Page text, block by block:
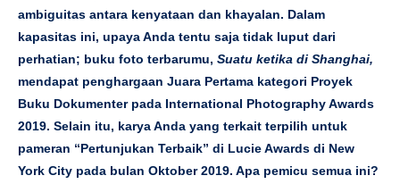
ambiguitas antara kenyataan dan khayalan. Dalam
kapasitas ini, upaya Anda tentu saja tidak luput dari
perhatian; buku foto terbarumu, Suatu ketika di Shanghai,
mendapat penghargaan Juara Pertama kategori Proyek
Buku Dokumenter pada International Photography Awards
2019. Selain itu, karya Anda yang terkait terpilih untuk
pameran “Pertunjukan Terbaik” di Lucie Awards di New
York City pada bulan Oktober 2019. Apa pemicu semua ini?